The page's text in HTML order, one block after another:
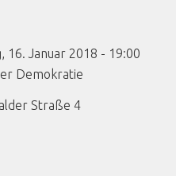
16. Januar 2018 - 19:00
Demokratie
Straße 4